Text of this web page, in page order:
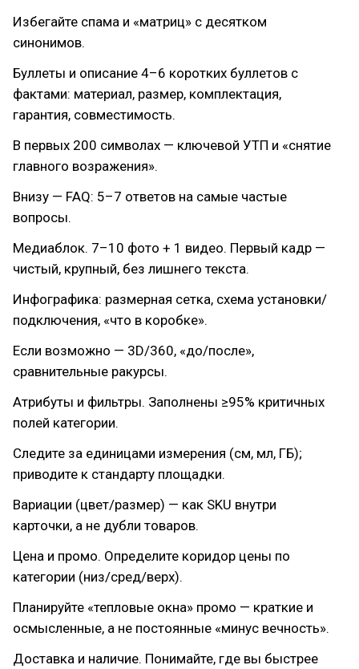
Избегайте спама и «матриц» с десятком
синонимов.
Буллеты и описание 4–6 коротких буллетов с
фактами: материал, размер, комплектация,
гарантия, совместимость.
В первых 200 символах — ключевой УТП и «снятие
главного возражения».
Внизу — FAQ: 5–7 ответов на самые частые
вопросы.
Медиаблок. 7–10 фото + 1 видео. Первый кадр —
чистый, крупный, без лишнего текста.
Инфографика: размерная сетка, схема установки/
подключения, «что в коробке».
Если возможно — 3D/360, «до/после»,
сравнительные ракурсы.
Атрибуты и фильтры. Заполнены ≥95% критичных
полей категории.
Следите за единицами измерения (см, мл, ГБ);
приводите к стандарту площадки.
Вариации (цвет/размер) — как SKU внутри
карточки, а не дубли товаров.
Цена и промо. Определите коридор цены по
категории (низ/сред/верх).
Планируйте «тепловые окна» промо — краткие и
осмысленные, а не постоянные «минус вечность».
Доставка и наличие. Понимайте, где вы быстрее